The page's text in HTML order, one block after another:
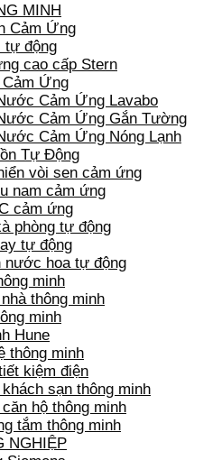
MINH
Cảm Ứng
tự động
cao cấp Stern
Ứng
Cảm Ứng Lavabo
Cảm Ứng Gắn Tường
Cảm Ứng Nóng Lạnh
Tự Động
vòi sen cảm ứng
nam cảm ứng
cảm ứng
phòng tự động
tự động
nước hoa tự động
minh
thông minh
minh
Hune
thông minh
kiệm điện
sạn thông minh
hộ thông minh
tắm thông minh
NGHIỆP